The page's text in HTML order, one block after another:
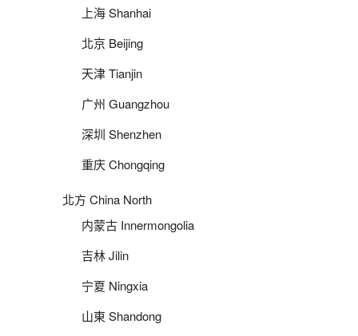
上海 Shanhai
北京 Beijing
天津 Tianjin
广州 Guangzhou
深圳 Shenzhen
重庆 Chongqing
北方 China North
内蒙古 Innermongolia
吉林 Jilin
宁夏 Ningxia
山東 Shandong